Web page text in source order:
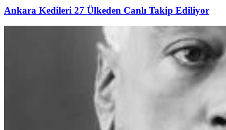
Ankara Kedileri 27 Ülkeden Canlı Takip Ediliyor